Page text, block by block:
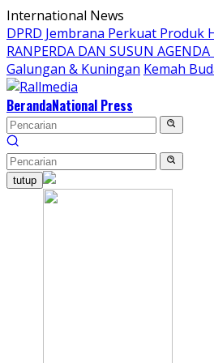
Langsung
ke
konten
International News
DPRD Jembrana Perkuat Produk
RANPERDA DAN SUSUN AGENDA
Galungan & Kuningan Kemah
BerandaNational Press
tutup